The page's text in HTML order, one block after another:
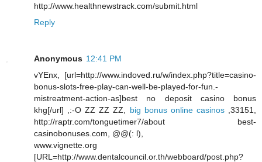
http://www.healthnewstrack.com/submit.html
Reply
Anonymous 12:41 PM
vYEnx, [url=http://www.indoved.ru/w/index.php?title=casino-
bonus-slots-free-play-can-well-be-played-for-fun.-
mistreatment-action-as]best no deposit casino bonus
khg[/url] ,:-O ZZ ZZ ZZ, big bonus online casinos,33151,
http://raptr.com/tonguetimer7/about best-
casinobonuses.com, @@(: l),
www.vignette.org
[URL=http://www.dentalcouncil.or.th/webboard/post.php?